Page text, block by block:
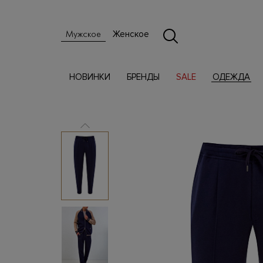
Мужское Женское
НОВИНКИ БРЕНДЫ SALE ОДЕЖДА